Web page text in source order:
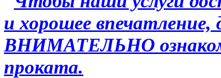
и хорошее впечатление,
ВНИМАТЕЛЬНО
проката.